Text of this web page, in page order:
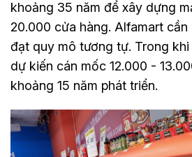
khoảng 35 năm để xây dựng
20.000 cửa hàng. Alfamart
đạt quy mô tương tự. Trong
dự kiến cán mốc 12.000 -
khoảng 15 năm phát triển.